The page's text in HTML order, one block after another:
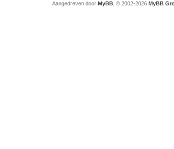
Aangedreven door MyBB, © 2002-2026 MyBB